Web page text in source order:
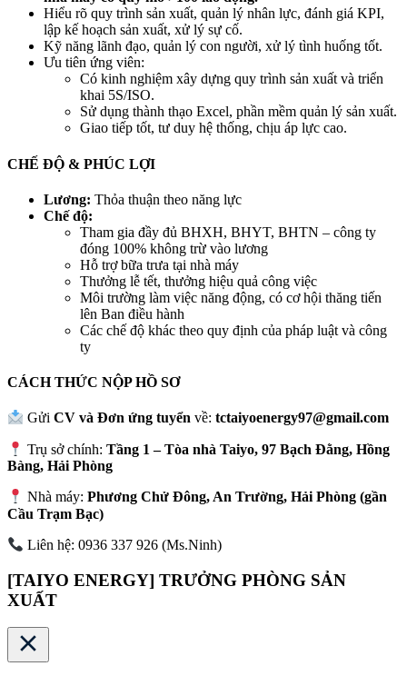
Hiểu rõ quy trình sản xuất, quản lý nhân lực, đánh giá KPI,
lập kế hoạch sản xuất, xử lý sự cố.
Kỹ năng lãnh đạo, quản lý con người, xử lý tình huống tốt.
Ưu tiên ứng viên:
Có kinh nghiệm xây dựng quy trình sản xuất và triển
khai 5S/ISO.
Sử dụng thành thạo Excel, phần mềm quản lý sản xuất.
Giao tiếp tốt, tư duy hệ thống, chịu áp lực cao.
CHẾ ĐỘ & PHÚC LỢI
Lương: Thỏa thuận theo năng lực
Chế độ:
Tham gia đầy đủ BHXH, BHYT, BHTN – công ty
đóng 100% không trừ vào lương
Hỗ trợ bữa trưa tại nhà máy
Thưởng lễ tết, thưởng hiệu quả công việc
Môi trường làm việc năng động, có cơ hội thăng tiến
lên Ban điều hành
Các chế độ khác theo quy định của pháp luật và công
ty
CÁCH THỨC NỘP HỒ SƠ
GửiCV và Đơn ứng tuyển về:tctaiyoenergy97@gmail.com
Trụ sở chính:Tầng 1 – Tòa nhà Taiyo, 97 Bạch Đằng, Hồng
Bàng, Hải Phòng
Nhà máy:Phương Chử Đông, An Trường, Hải Phòng (gần
Cầu Trạm Bạc)
Liên hệ: 0936 337 926 (Ms.Ninh)
[TAIYO ENERGY] TRƯỞNG PHÒNG SẢN
XUẤT